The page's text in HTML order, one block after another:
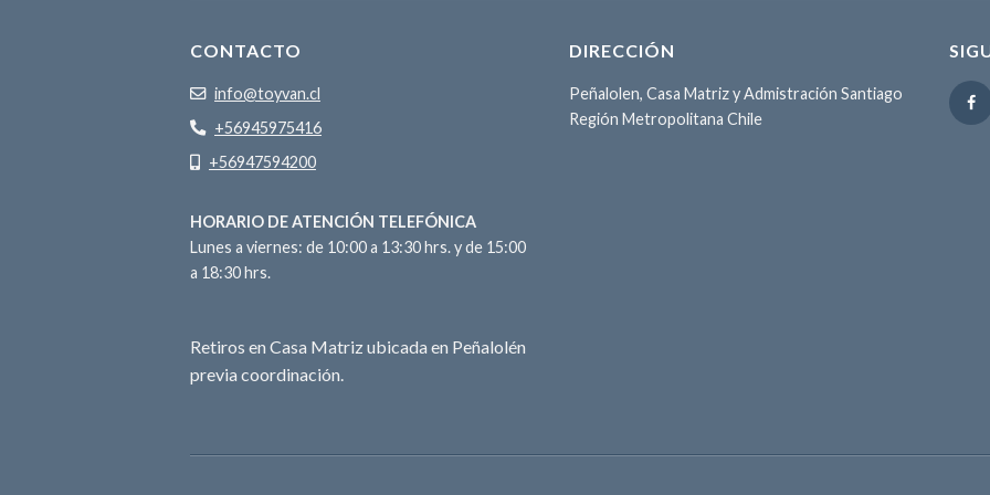
CONTACTO
info@toyvan.cl
+56945975416
+56947594200
HORARIO DE ATENCIÓN TELEFÓNICA
Lunes a viernes: de 10:00 a 13:30 hrs. y de 15:00
a 18:30 hrs.
Retiros en Casa Matriz ubicada en Peñalolén
previa coordinación.
DIRECCIÓN
Peñalolen, Casa Matriz y Admistración Santiago
Región Metropolitana Chile